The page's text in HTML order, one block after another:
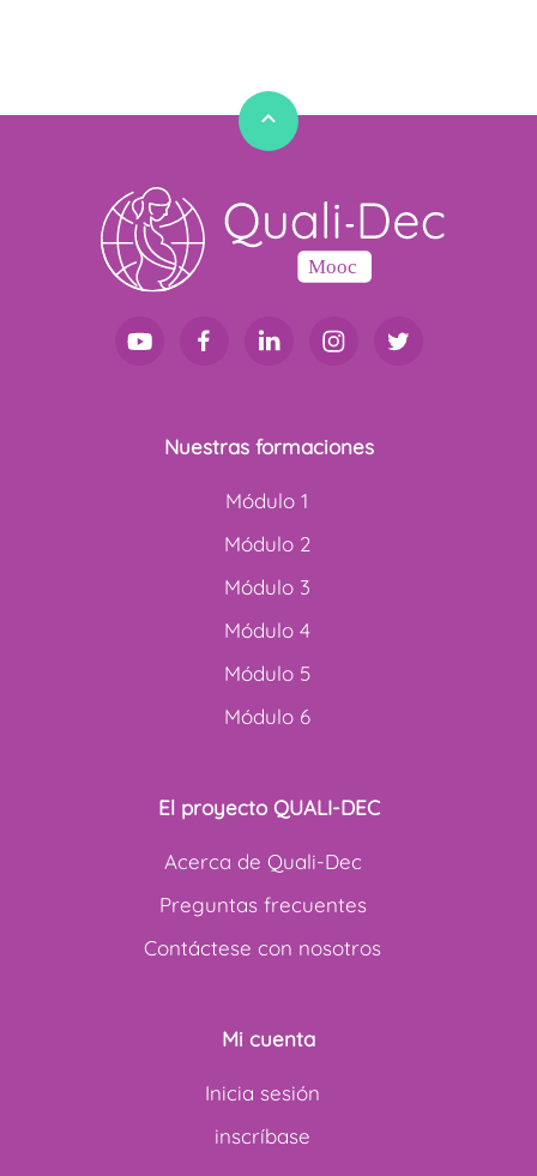
Nuestras formaciones
Módulo 1
Módulo 2
Módulo 3
Módulo 4
Módulo 5
Módulo 6
El proyecto QUALI-DEC
Acerca de Quali-Dec
Preguntas frecuentes
Contáctese con nosotros
Mi cuenta
Inicia sesión
inscríbase